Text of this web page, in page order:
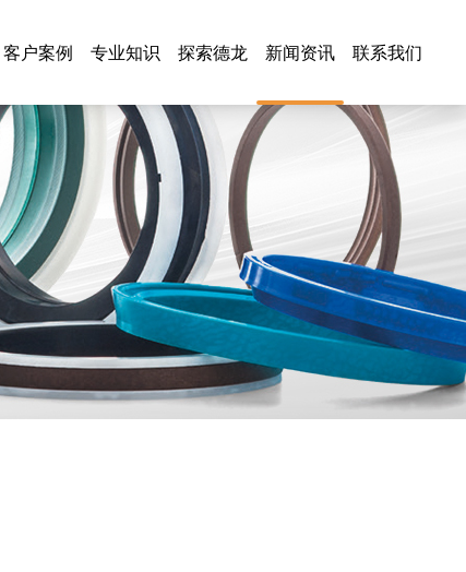
客户案例 专业知识 探索德龙 新闻资讯 联系我们